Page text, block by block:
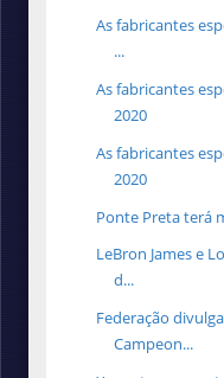
As fabricantes
...
As fabricantes
2020
As fabricantes
2020
Ponte Preta terá
LeBron James e
d...
Federação
Campeon...